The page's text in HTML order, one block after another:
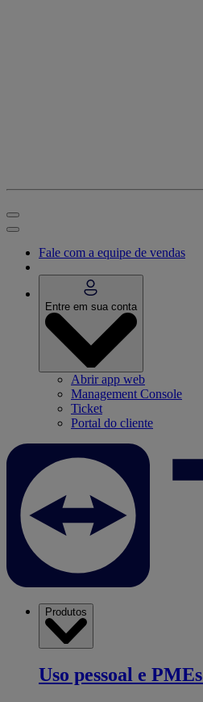
Fale com a equipe de vendas
Entre em sua conta
Abrir app web
Management Console
Ticket
Portal do cliente
Produtos
Uso pessoal e PMEs